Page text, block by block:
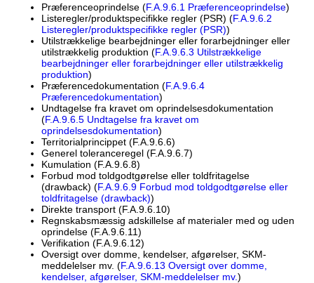
Præferenceoprindelse (F.A.9.6.1 Præferenceoprindelse)
Listeregler/produktspecifikke regler (PSR) (F.A.9.6.2
Listeregler/produktspecifikke regler (PSR))
Utilstrækkelige bearbejdninger eller forarbejdninger eller
utilstrækkelig produktion (F.A.9.6.3 Utilstrækkelige
bearbejdninger eller forarbejdninger eller utilstrækkelig
produktion)
Præferencedokumentation (F.A.9.6.4
Præferencedokumentation)
Undtagelse fra kravet om oprindelsesdokumentation
(F.A.9.6.5 Undtagelse fra kravet om
oprindelsesdokumentation)
Territorialprincippet (F.A.9.6.6)
Generel toleranceregel (F.A.9.6.7)
Kumulation (F.A.9.6.8)
Forbud mod toldgodtgørelse eller toldfritagelse
(drawback) (F.A.9.6.9 Forbud mod toldgodtgørelse eller
toldfritagelse (drawback))
Direkte transport (F.A.9.6.10)
Regnskabsmæssig adskillelse af materialer med og uden
oprindelse (F.A.9.6.11)
Verifikation (F.A.9.6.12)
Oversigt over domme, kendelser, afgørelser, SKM-
meddelelser mv. (F.A.9.6.13 Oversigt over domme,
kendelser, afgørelser, SKM-meddelelser mv.)